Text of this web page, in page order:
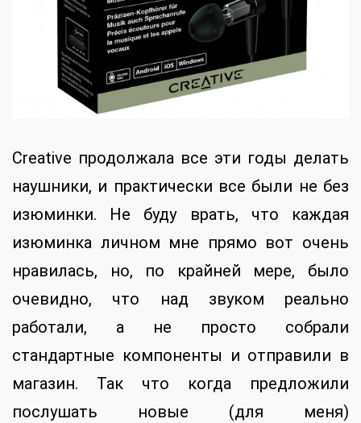
Creative продолжала все эти годы делать
наушники, и практически все были не без
изюминки. Не буду врать, что каждая
изюминка личном мне прямо вот очень
нравилась, но, по крайней мере, было
очевидно, что над звуком реально
работали, а не просто собрали
стандартные компоненты и отправили в
магазин. Так что когда предложили
послушать новые (для меня)